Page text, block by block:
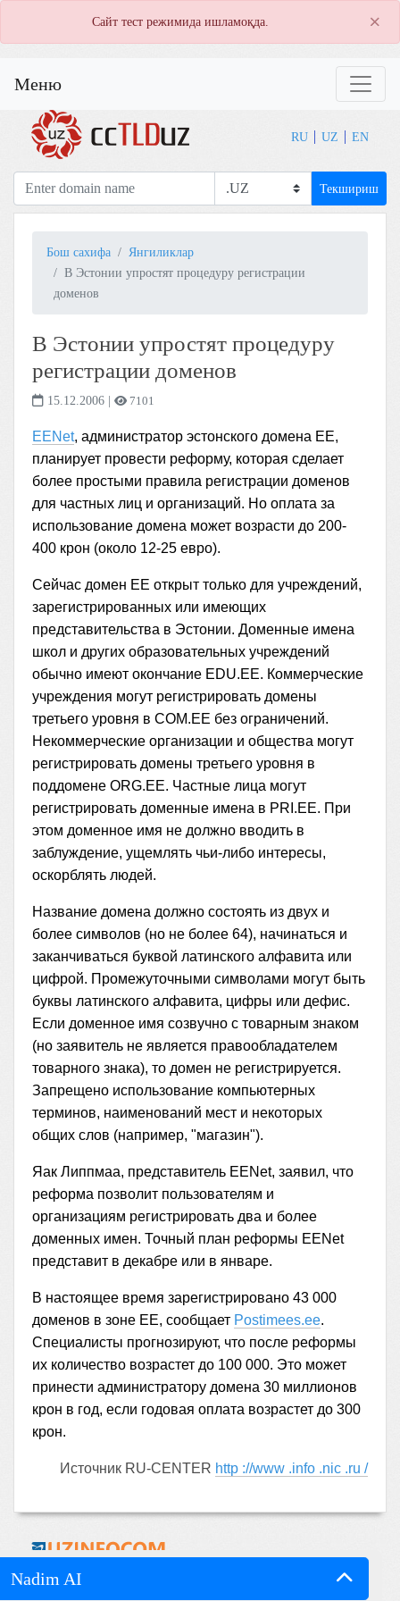
Сайт тест режимида ишламоқда. ×
Меню
RU UZ EN
Текшириш
Бош сахифа
Янгиликлар
В Эстонии упростят процедуру регистрации
доменов
В Эстонии упростят процедуру
регистрации доменов
15.12.2006 | 7101
EENet, администратор эстонского домена EE,
планирует провести реформу, которая сделает
более простыми правила регистрации доменов
для частных лиц и организаций. Но оплата за
использование домена может возрасти до 200-
400 крон (около 12-25 евро).
Сейчас домен ЕЕ открыт только для учреждений,
зарегистрированных или имеющих
представительства в Эстонии. Доменные имена
школ и других образовательных учреждений
обычно имеют окончание EDU.EE. Коммерческие
учреждения могут регистрировать домены
третьего уровня в COM.EE без ограничений.
Некоммерческие организации и общества могут
регистрировать домены третьего уровня в
поддомене ORG.EE. Частные лица могут
регистрировать доменные имена в PRI.EE. При
этом доменное имя не должно вводить в
заблуждение, ущемлять чьи-либо интересы,
оскорблять людей.
Название домена должно состоять из двух и
более символов (но не более 64), начинаться и
заканчиваться буквой латинского алфавита или
цифрой. Промежуточными символами могут быть
буквы латинского алфавита, цифры или дефис.
Если доменное имя созвучно с товарным знаком
(но заявитель не является правообладателем
товарного знака), то домен не регистрируется.
Запрещено использование компьютерных
терминов, наименований мест и некоторых
общих слов (например, "магазин").
Яак Липпмаа, представитель EENet, заявил, что
реформа позволит пользователям и
организациям регистрировать два и более
доменных имен. Точный план реформы EENet
представит в декабре или в январе.
В настоящее время зарегистрировано 43 000
доменов в зоне EE, сообщает Postimees.ee.
Специалисты прогнозируют, что после реформы
их количество возрастет до 100 000. Это может
принести администратору домена 30 миллионов
крон в год, если годовая оплата возрастет до 300
крон.
Источник RU-CENTER http ://www .info .nic .ru /
Nadim AI